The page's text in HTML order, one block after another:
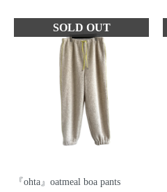
『ohta』oatmeal boa pants